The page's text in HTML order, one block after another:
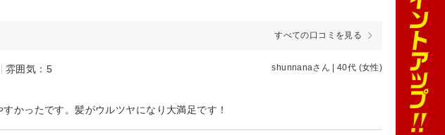
すべての口コミを見る
雰囲気：5 shunnanaさん | 40代 (女性)
かったです。髪がウルツヤになり大満足です！